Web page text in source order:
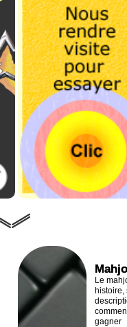
Le
histoire,
gagner